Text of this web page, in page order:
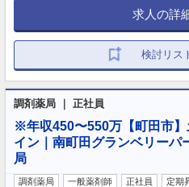
求人の詳
検討リス
調剤薬局 ｜ 正社員
※年収450〜550万【町田市
イン｜南町田グランベリーパ
局
調剤薬局 一般薬剤師 正社員 定期